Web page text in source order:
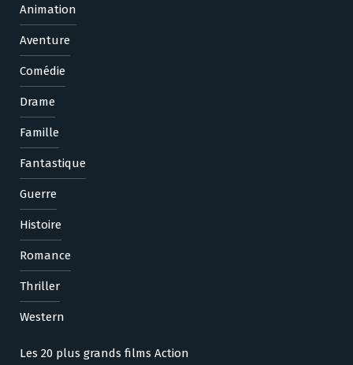
Animation
Aventure
Comédie
Drame
Famille
Fantastique
Guerre
Histoire
Romance
Thriller
Western
Les 20 plus grands films Action